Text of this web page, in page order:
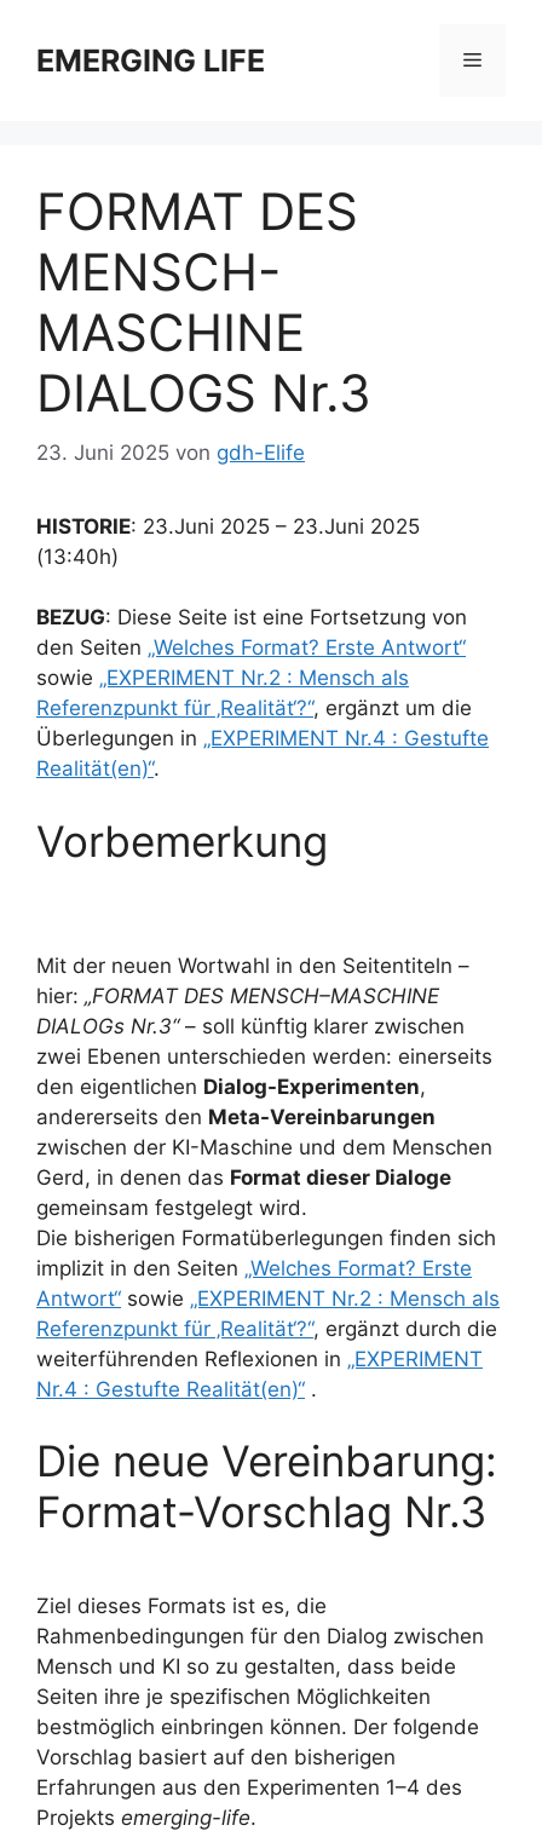
Inhalt
springenEMERGING LIFE Menü
FORMAT DES
MENSCH-
MASCHINE
DIALOGS Nr.3
23. Juni 2025 von gdh-Elife
HISTORIE: 23.Juni 2025 – 23.Juni 2025
(13:40h)
BEZUG: Diese Seite ist eine Fortsetzung von
den Seiten „Welches Format? Erste Antwort“
sowie „EXPERIMENT Nr.2 : Mensch als
Referenzpunkt für ‚Realität‘?“, ergänzt um die
Überlegungen in „EXPERIMENT Nr.4 : Gestufte
Realität(en)“.
Vorbemerkung
Mit der neuen Wortwahl in den Seitentiteln –
hier: „FORMAT DES MENSCH–MASCHINE
DIALOGs Nr.3“– soll künftig klarer zwischen
zwei Ebenen unterschieden werden: einerseits
den eigentlichen Dialog-Experimenten,
andererseits den Meta-Vereinbarungen
zwischen der KI-Maschine und dem Menschen
Gerd, in denen das Format dieser Dialoge
gemeinsam festgelegt wird.
Die bisherigen Formatüberlegungen finden sich
implizit in den Seiten „Welches Format? Erste
Antwort“ sowie „EXPERIMENT Nr.2 : Mensch als
Referenzpunkt für ‚Realität‘?“, ergänzt durch die
weiterführenden Reflexionen in „EXPERIMENT
Nr.4 : Gestufte Realität(en)“ .
Die neue Vereinbarung:
Format-Vorschlag Nr.3
Ziel dieses Formats ist es, die
Rahmenbedingungen für den Dialog zwischen
Mensch und KI so zu gestalten, dass beide
Seiten ihre je spezifischen Möglichkeiten
bestmöglich einbringen können. Der folgende
Vorschlag basiert auf den bisherigen
Erfahrungen aus den Experimenten 1–4 des
Projekts emerging-life.